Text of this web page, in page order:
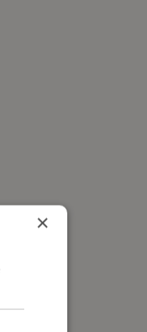
×